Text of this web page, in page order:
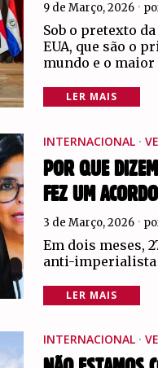
9 de Março, 2026
Sob o pretexto
EUA, que são o
mundo e o maior
LER MAIS
INTERNACIONAL ·
POR QUE
FEZ UM
3 de Março, 2026
Em dois meses,
anti-imperialista
LER MAIS
INTERNACIONAL ·